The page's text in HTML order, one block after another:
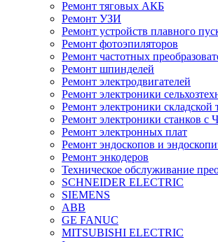
Ремонт тяговых АКБ
Ремонт УЗИ
Ремонт устройств плавного
Ремонт фотоэпиляторов
Ремонт частотных
Ремонт шпинделей
Ремонт электродвигателей
Ремонт электроники
Ремонт электроники складской
Ремонт электроники станков с
Ремонт электронных плат
Ремонт эндоскопов и
Ремонт энкодеров
Техническое обслуживание
SCHNEIDER ELECTRIC
SIEMENS
ABB
GE FANUC
MITSUBISHI ELECTRIC